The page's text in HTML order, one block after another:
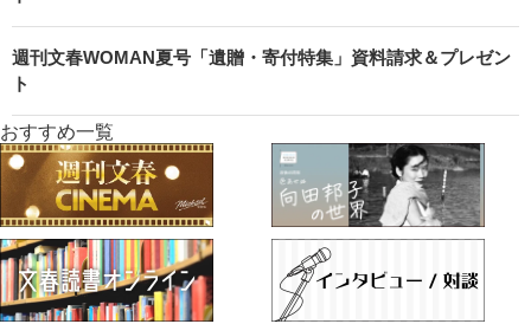
週刊文春WOMAN夏号「遺贈・寄付特集」資料請求＆プレゼン
ト
おすすめ一覧